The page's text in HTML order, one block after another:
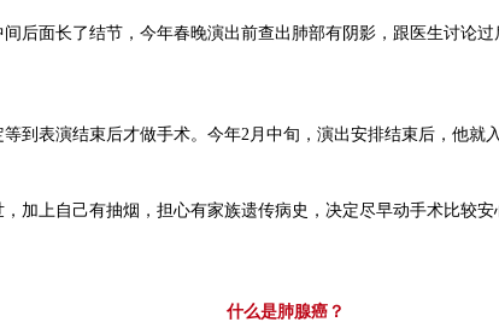
间后面长了结节，今年春晚演出前查出肺部有阴影，跟医生讨论
到表演结束后才做手术。今年2月中旬，演出安排结束后，他就
加上自己有抽烟，担心有家族遗传病史，决定尽早动手术比较
什么是肺腺癌？